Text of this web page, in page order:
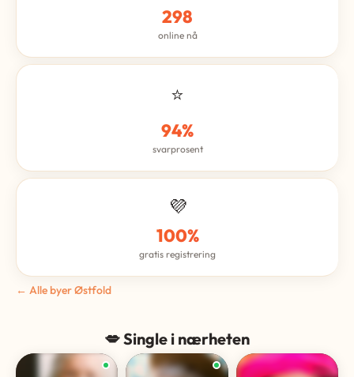
298
online nå
⭐
94%
svarprosent
💜
100%
gratis registrering
← Alle byer Østfold
💋 Single i nærheten